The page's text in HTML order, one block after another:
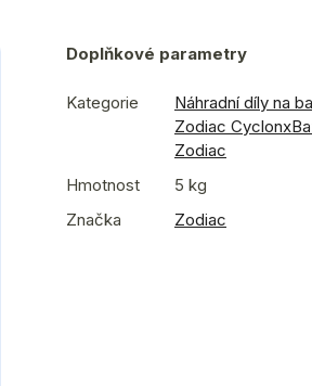
Doplňkové parametry
Kategorie
Náhradní díly na
Zodiac Cyclonx
Zodiac
Hmotnost
5 kg
Značka
Zodiac